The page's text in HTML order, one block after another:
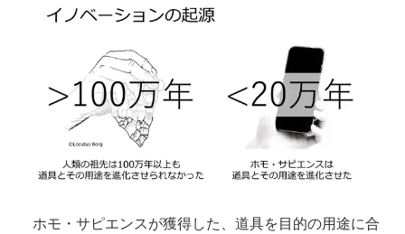
ホモ・サピエンスが獲得した、道具を目的の用途に合